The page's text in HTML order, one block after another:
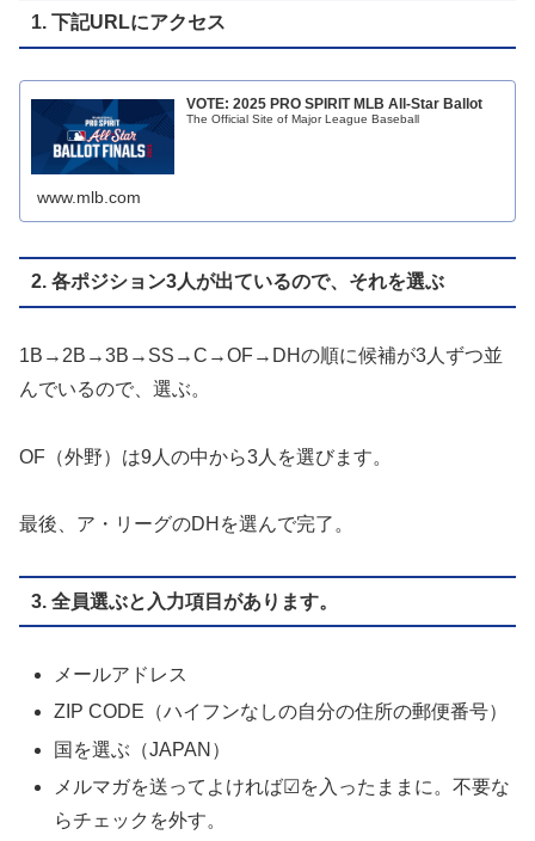
1. 下記URLにアクセス
VOTE: 2025 PRO SPIRIT MLB All-Star Ballot
The Official Site of Major League Baseball
www.mlb.com
2. 各ポジション3人が出ているので、それを選ぶ
1B→2B→3B→SS→C→OF→DHの順に候補が3人ずつ並
んでいるので、選ぶ。
OF（外野）は9人の中から3人を選びます。
最後、ア・リーグのDHを選んで完了。
3. 全員選ぶと入力項目があります。
メールアドレス
ZIP CODE（ハイフンなしの自分の住所の郵便番号）
国を選ぶ（JAPAN）
メルマガを送ってよければ☑を入ったままに。不要な
らチェックを外す。